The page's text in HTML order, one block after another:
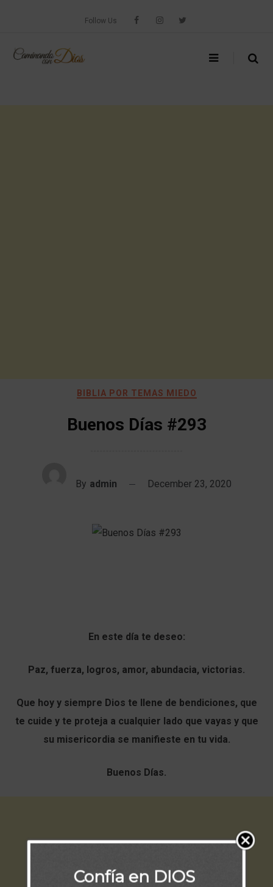
Follow Us
BIBLIA POR TEMAS MIEDO
Buenos Días #293
By admin December 23, 2020
En este día te deseo:
Paz, fuerza, logros, amor, abundacia, victorias.
Que hoy y siempre Dios te llene de bendiciones, que
te cuide y te proteja a cualquier lado que vayas y que
su misericordia se manifieste en tu vida.
Buenos Días.
Confía en DIOS